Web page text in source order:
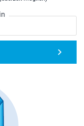
Position, und
(im Lieferumfang
zehn Sekunden
Sie es dann